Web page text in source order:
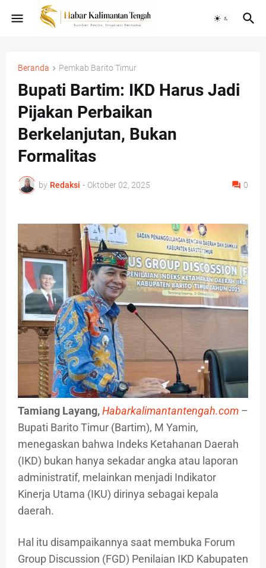
Beranda Pemkab Barito Timur
Bupati Bartim: IKD Harus Jadi
Pijakan Perbaikan
Berkelanjutan, Bukan
Formalitas
by Redaksi - Oktober 02, 2025 0
Tamiang Layang,Habarkalimantantengah.com –
Bupati Barito Timur (Bartim), M Yamin,
menegaskan bahwa Indeks Ketahanan Daerah
(IKD) bukan hanya sekadar angka atau laporan
administratif, melainkan menjadi Indikator
Kinerja Utama (IKU) dirinya sebagai kepala
daerah.
Hal itu disampaikannya saat membuka Forum
Group Discussion (FGD) Penilaian IKD Kabupaten